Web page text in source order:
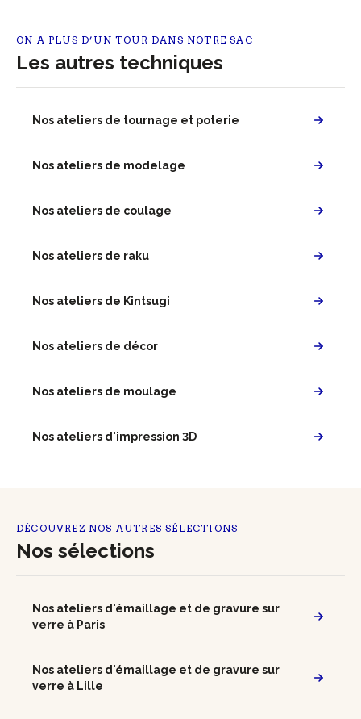
ON A PLUS D’UN TOUR DANS NOTRE SAC
Les autres techniques
Nos ateliers de tournage et poterie
Nos ateliers de modelage
Nos ateliers de coulage
Nos ateliers de raku
Nos ateliers de Kintsugi
Nos ateliers de décor
Nos ateliers de moulage
Nos ateliers d'impression 3D
DÉCOUVREZ NOS AUTRES SÉLECTIONS
Nos sélections
Nos ateliers d'émaillage et de gravure sur
verre à Paris
Nos ateliers d'émaillage et de gravure sur
verre à Lille